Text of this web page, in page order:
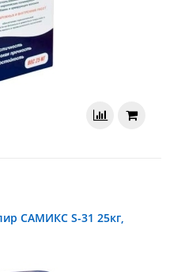
САМИКС S-31 25кг,